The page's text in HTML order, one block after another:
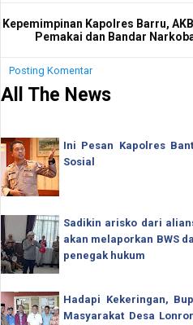
Kepemimpinan Kapolres Barru,
Pemakai dan Bandar
Posting Komentar
All The News
Ini Pesan Kapolres
Sosial
Sadikin arisko dari
akan melaporkan BWS
penegak hukum
Hadapi Kekeringan,
Masyarakat Desa